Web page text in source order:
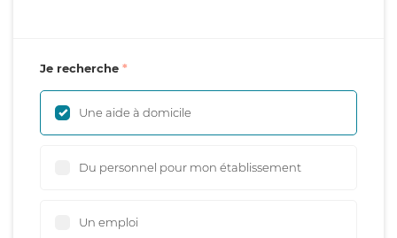
Je recherche
Une aide à domicile
Du personnel pour mon établissement
Un emploi